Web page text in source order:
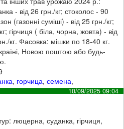
- від 26 грн./кг; стоколос - 90
(газонні суміші) - від 25 грн./кг;
гірчиця ( біла, чорна, жовта) - від
кг. Фасовка: мішки по 18-40 кг.
Новою поштою або будь-
, горчица,семена,
10/09/2025 09:04
люцерна, суданка, гірчиця,